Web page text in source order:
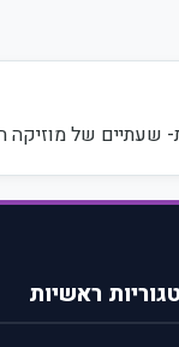
שעתיים של מוזיקה
ראשיות